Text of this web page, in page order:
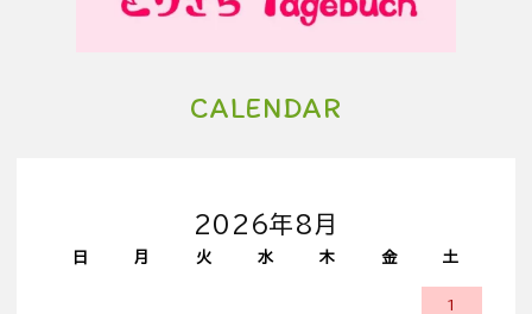
CALENDAR
2026年8月
日 月 火 水 木 金 土
1